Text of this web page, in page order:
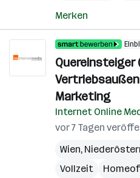
Merken
Quereinsteiger
Marketing
Internet Online
vor 7 Tagen
Wien,
Vollzeit